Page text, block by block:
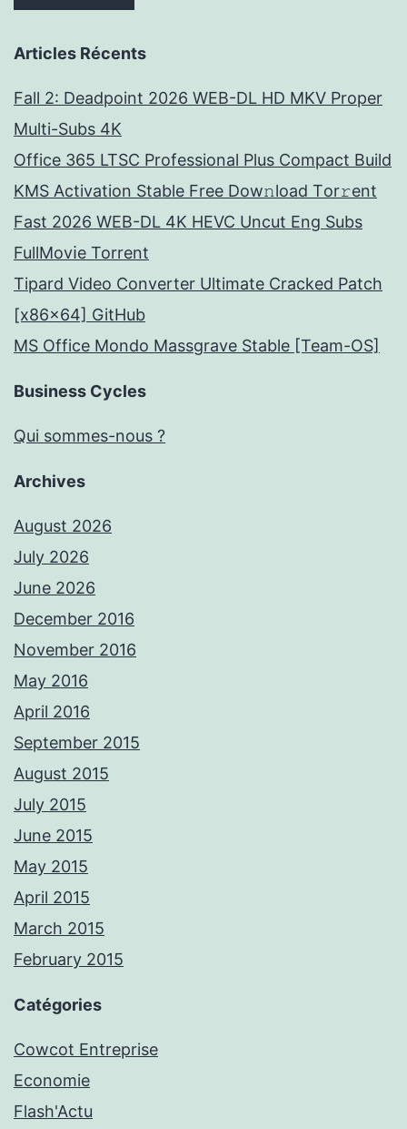
Articles Récents
Fall 2: Deadpoint 2026 WEB-DL HD MKV Proper
Multi-Subs 4K
Office 365 LTSC Professional Plus Compact Build
KMS Activation Stable Frее Dow𝚗load Tоr𝚛ent
Fast 2026 WEB-DL 4K HEVC Uncut Eng Subs
FullMov𝗂e Torrent
Tipard Video Converter Ultimate Cracked Patch
[x86x64] GitHub
MS Office Mondo Massgrave Stable [Team-OS]
Business Cycles
Qui sommes-nous ?
Archives
August 2026
July 2026
June 2026
December 2016
November 2016
May 2016
April 2016
September 2015
August 2015
July 2015
June 2015
May 2015
April 2015
March 2015
February 2015
Catégories
Cowcot Entreprise
Economie
Flash'Actu